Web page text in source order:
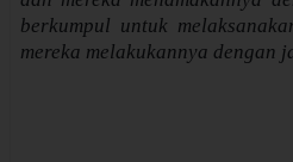
berkumpul untuk
mereka melakukannya dengan